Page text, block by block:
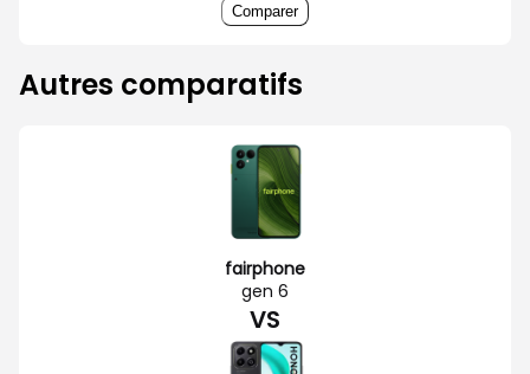
Comparer
Autres comparatifs
fairphone
gen 6
VS